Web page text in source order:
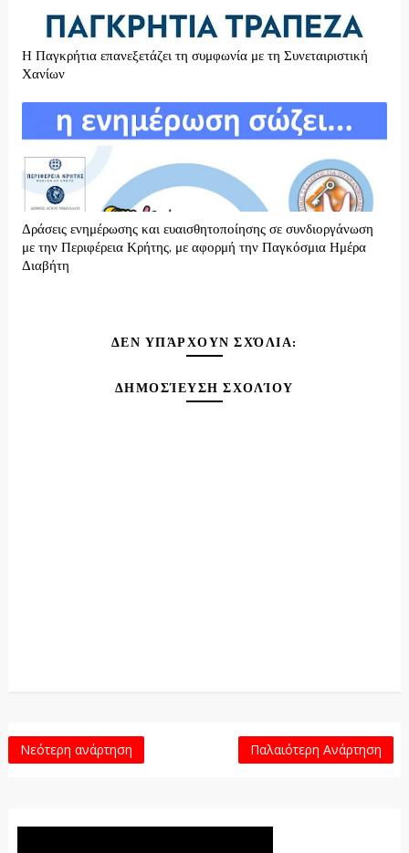
H Παγκρήτια επανεξετάζει τη συμφωνία με τη Συνεταιριστική
Χανίων
Δράσεις ενημέρωσης και ευαισθητοποίησης σε συνδιοργάνωση
με την Περιφέρεια Κρήτης, με αφορμή την Παγκόσμια Ημέρα
Διαβήτη
ΔΕΝ ΥΠΆΡΧΟΥΝ ΣΧΌΛΙΑ:
ΔΗΜΟΣΊΕΥΣΗ ΣΧΟΛΊΟΥ
Νεότερη ανάρτηση Παλαιότερη Ανάρτηση